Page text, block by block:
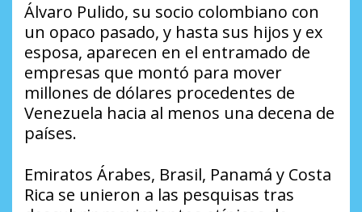
Álvaro Pulido, su socio colombiano con
un opaco pasado, y hasta sus hijos y ex
esposa, aparecen en el entramado de
empresas que montó para mover
millones de dólares procedentes de
Venezuela hacia al menos una decena de
países.
Emiratos Árabes, Brasil, Panamá y Costa
Rica se unieron a las pesquisas tras